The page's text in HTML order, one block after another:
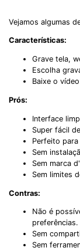
Vejamos algumas
Características:
Grave tela,
Escolha
Baixe o
Prós:
Interface
Super fácil
Perfeito para
Sem
Sem marca
Sem limites
Contras:
Não é
preferências.
Sem
Sem